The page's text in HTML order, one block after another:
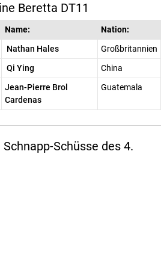
Beretta DT11
Name:
Nation:
Nathan Hales
Großbritannien
Qi Ying
China
Jean-Pierre Brol
Cardenas
Guatemala
Schüsse des 4.